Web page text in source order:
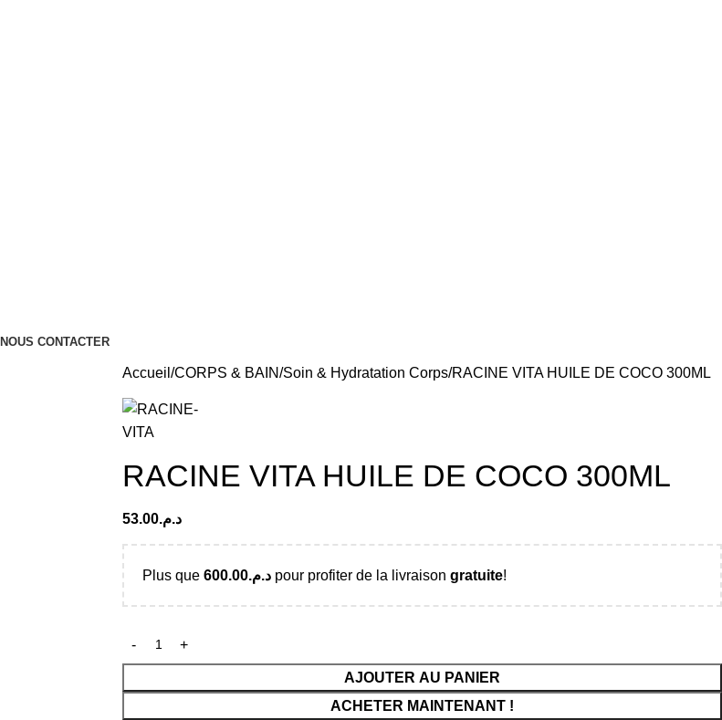
NOUS CONTACTER
Accueil CORPS & BAIN Soin & Hydratation Corps RACINE VITA HUILE DE COCO 300ML
RACINE VITA HUILE DE COCO 300ML
د.م.53.00
Plus que د.م.600.00 pour profiter de la livraison gratuite!
AJOUTER AU PANIER
ACHETER MAINTENANT !